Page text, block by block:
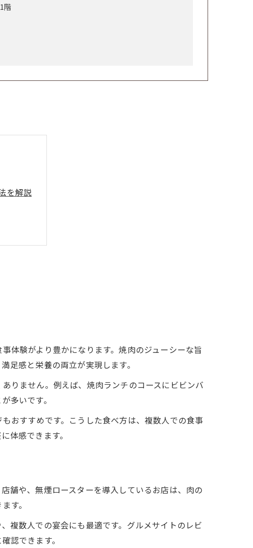
階
を解説
め手
訣
介
せ術
体験がより豊かになります。焼肉のジューシーな旨
足感と栄養の両立が実現します。
りません。例えば、焼肉ランチのコースにビビンバ
多いです。
おすすめです。こうした食べ方は、複数人での食事
体感できます。
舗や、無煙ロースターを導入しているお店は、肉の
す。
複数人での宴会にも最適です。グルメサイトのレビ
認できます。